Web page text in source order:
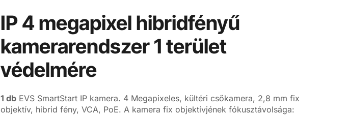
IP 4 megapixel hibridfényű
kamerarendszer 1 terület
védelmére
1 db EVS SmartStart IP kamera. 4 Megapixeles, kültéri csőkamera, 2,8 mm fix
objektív, hibrid fény, VCA, PoE. A kamera fix objektívjének fókusztávolsága: